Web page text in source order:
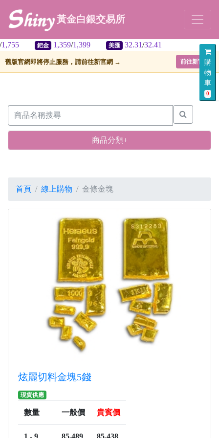
購
物
車
0
黃金白銀交易所
1,359 1,399 美匯 32.31 32.41
舊版官網即將停止服務，請前往新官網 → 前往新官網
商品分類+
首頁 線上購物 金條金塊
炫麗切料金塊5錢
現貨供應
數量 一般價 貴賓價
1 - 9 85,489 85,438